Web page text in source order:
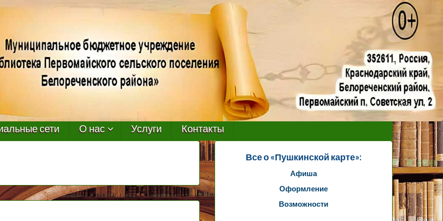
сети О нас Услуги Контакты
Все о «Пушкинской карте»:
Афиша
Оформление
Возможности